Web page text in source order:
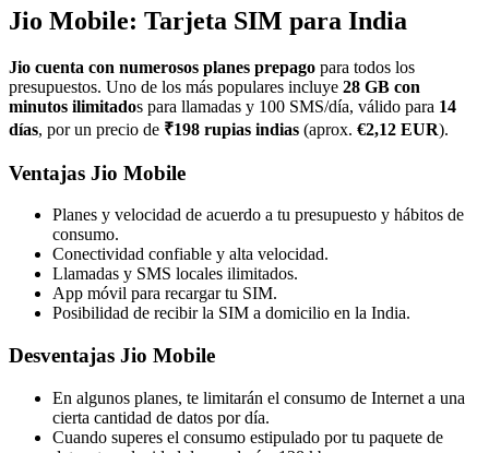
Jio Mobile: Tarjeta SIM para India
Jio cuenta con numerosos planes prepago para todos los
presupuestos. Uno de los más populares incluye 28 GB con
minutos ilimitados para llamadas y 100 SMS/día, válido para 14
días, por un precio de ₹198 rupias indias (aprox. €2,12 EUR).
Ventajas Jio Mobile
Planes y velocidad de acuerdo a tu presupuesto y hábitos de
consumo.
Conectividad confiable y alta velocidad.
Llamadas y SMS locales ilimitados.
App móvil para recargar tu SIM.
Posibilidad de recibir la SIM a domicilio en la India.
Desventajas Jio Mobile
En algunos planes, te limitarán el consumo de Internet a una
cierta cantidad de datos por día.
Cuando superes el consumo estipulado por tu paquete de